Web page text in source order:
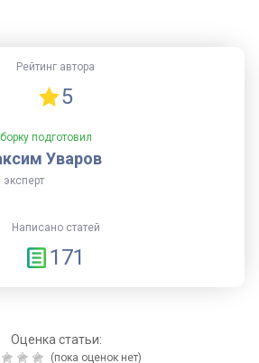
Рейтинг автора
5
подготовил
Уваров
Написано статей
171
Оценка статьи:
(пока оценок нет)